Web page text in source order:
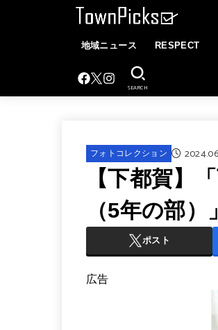
地域ニュース RESPECT
SEARCH
フォトコレクション
【下都賀】
（5年の部
ポスト
広告